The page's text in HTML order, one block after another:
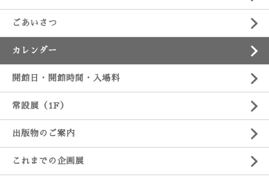
ごあいさつ
カレンダー
開館日・開館時間・入場料
常設展（1F）
出版物のご案内
これまでの企画展